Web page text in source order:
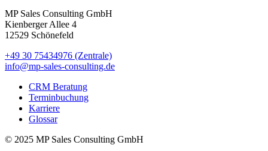
MP Sales Consulting GmbH
Kienberger Allee 4
12529 Schönefeld
+49 30 75434976 (Zentrale)
info@mp-sales-consulting.de
CRM Beratung
Terminbuchung
Karriere
Glossar
© 2025 MP Sales Consulting GmbH